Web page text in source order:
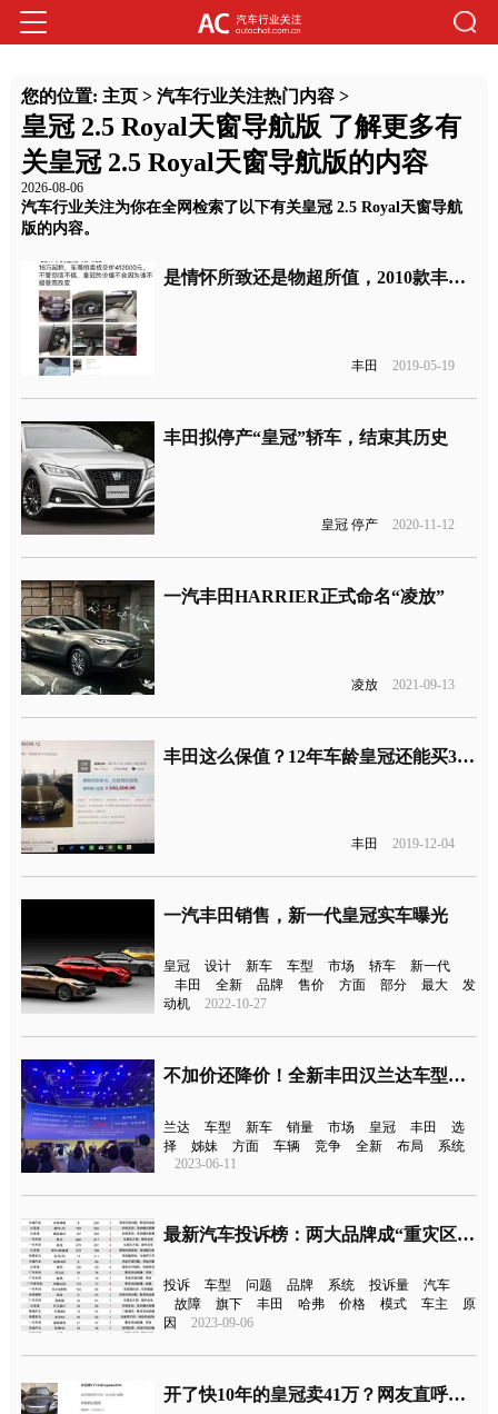
您的位置: 主页> 汽车行业关注热门内容>
皇冠 2.5 Royal天窗导航版 了解更多有
关皇冠 2.5 Royal天窗导航版的内容
2026-08-06
汽车行业关注为你在全网检索了以下有关皇冠 2.5 Royal天窗导航
版的内容。
是情怀所致还是物超所值，2010款丰田皇冠saloon vip二手拍卖价高达41.2万
丰田 2019-05-19
丰田拟停产“皇冠”轿车，结束其历史
皇冠 停产 2020-11-12
一汽丰田HARRIER正式命名“凌放” ​​​
凌放 2021-09-13
丰田这么保值？12年车龄皇冠还能买30万
丰田 2019-12-04
一汽丰田销售，新一代皇冠实车曝光
皇冠 设计 新车 车型 市场 轿车
新一代
丰田
全新 品牌 售价 方面 部分 最大
发
动机
2022-10-27
不加价还降价！全新丰田汉兰达车型上市
兰达 车型 新车 销量 市场 皇冠 丰田
选
择
姊妹 方面 车辆 竞争 全新 布局
系统
2023-06-11
最新汽车投诉榜：两大品牌成“重灾区”！
投诉 车型 问题 品牌 系统 投诉量
汽车
故障
旗下 丰田 哈弗 价格 模式 车主
原
因
2023-09-06
开了快10年的皇冠卖41万？网友直呼：这才是真爱粉